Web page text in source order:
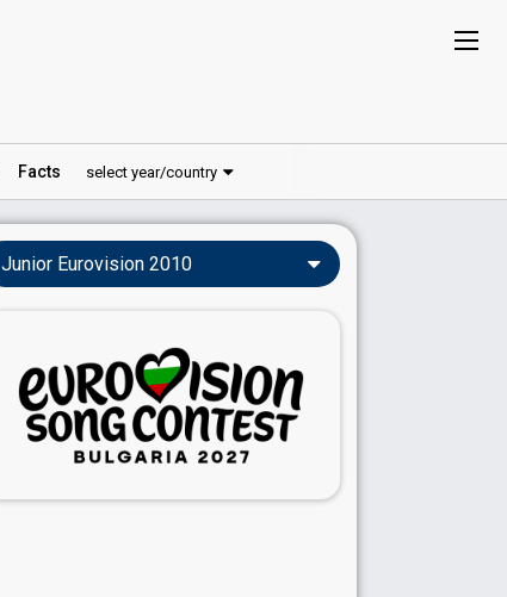
Facts select year/country
Junior Eurovision 2010